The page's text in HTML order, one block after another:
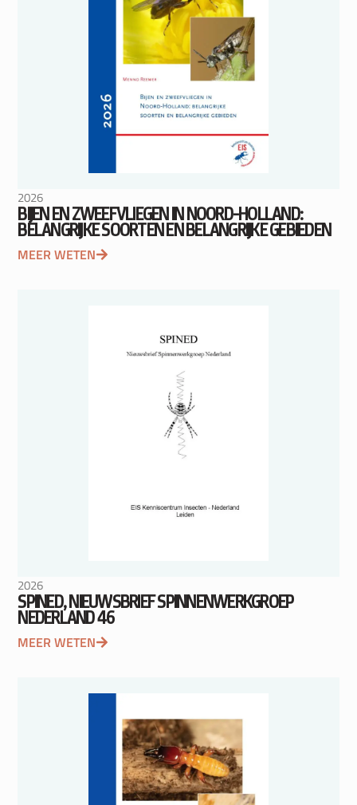
2026
BIJEN EN ZWEEFVLIEGEN IN NOORD-HOLLAND:
BELANGRIJKE SOORTEN EN BELANGRIJKE GEBIEDEN
MEER WETEN
2026
SPINED, NIEUWSBRIEF SPINNENWERKGROEP
NEDERLAND 46
MEER WETEN